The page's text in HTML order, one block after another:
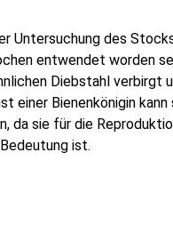
Untersuchung des
entwendet worden
Diebstahl verbirgt
einer Bienenkönigin
da sie für die
ist.